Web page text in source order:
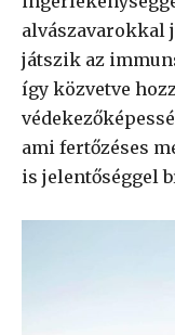
alvászavarokkal
játszik az
így közvetve
ami fertőzéses
is jelentőséggel